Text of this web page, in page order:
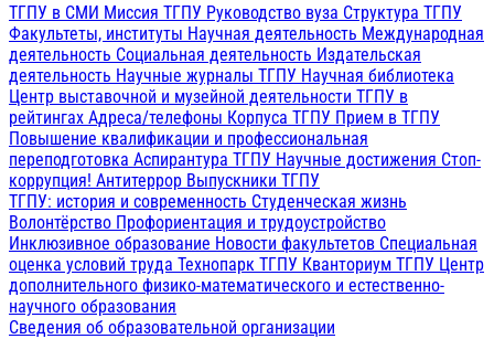
ТГПУ в СМИ Миссия ТГПУ Руководство вуза Структура ТГПУ
Факультеты, институты Научная деятельность Международная
деятельность Социальная деятельность Издательская
деятельность Научные журналы ТГПУ Научная библиотека
Центр выставочной и музейной деятельности ТГПУ в
рейтингах Адреса/телефоны Корпуса ТГПУ Прием в ТГПУ
Повышение квалификации и профессиональная
переподготовка Аспирантура ТГПУ Научные достижения Стоп-
коррупция! Антитеррор Выпускники ТГПУ
ТГПУ: история и современность Студенческая жизнь
Волонтёрство Профориентация и трудоустройство
Инклюзивное образование Новости факультетов Специальная
оценка условий труда Технопарк ТГПУ Кванториум ТГПУ Центр
дополнительного физико-математического и естественно-
научного образования
Сведения об образовательной организации